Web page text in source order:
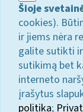
Šioje
cookies).
ir jiems nėra
galite sutikti
sutikimą bet
interneto
įrašytus
politika;